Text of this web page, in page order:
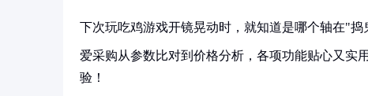
下次玩吃鸡游戏开镜晃动时，就知道是哪个轴在"捣
爱采购从参数比对到价格分析，各项功能贴心又实
验！